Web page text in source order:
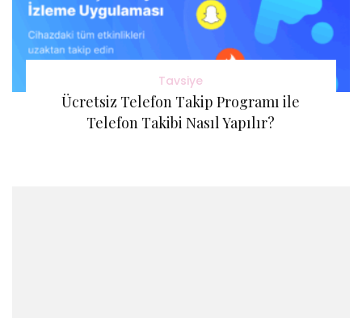
Tavsiye
Ücretsiz Telefon Takip Programı ile
Telefon Takibi Nasıl Yapılır?